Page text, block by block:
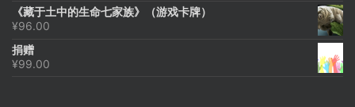
为：
价
《藏于土中的生命七家族》（游戏卡牌）
¥96.00
捐赠
¥99.00